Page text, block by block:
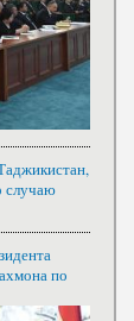
случаю
по